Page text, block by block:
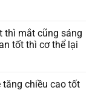
thì mắt cũng sáng
tốt thì cơ thể lại
tăng chiều cao tốt